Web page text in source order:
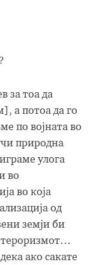
за тоа да
а потоа да го
по војната во
природна
улога
во
во која
од
земји би
тероризмот…
ако сакате